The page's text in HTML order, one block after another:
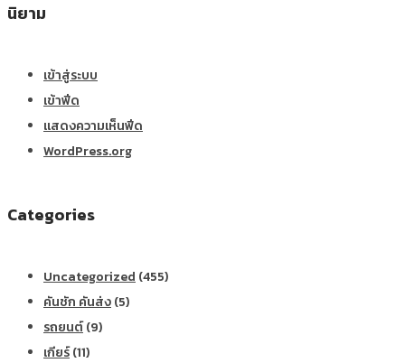
นิยาม
เข้าสู่ระบบ
เข้าฟีด
แสดงความเห็นฟีด
WordPress.org
Categories
Uncategorized (455)
คันชัก คันส่ง(5)
รถยนต์(9)
เกียร์(11)